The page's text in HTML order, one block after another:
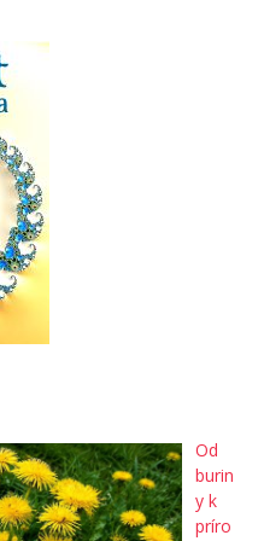
Od
burin
y k
príro